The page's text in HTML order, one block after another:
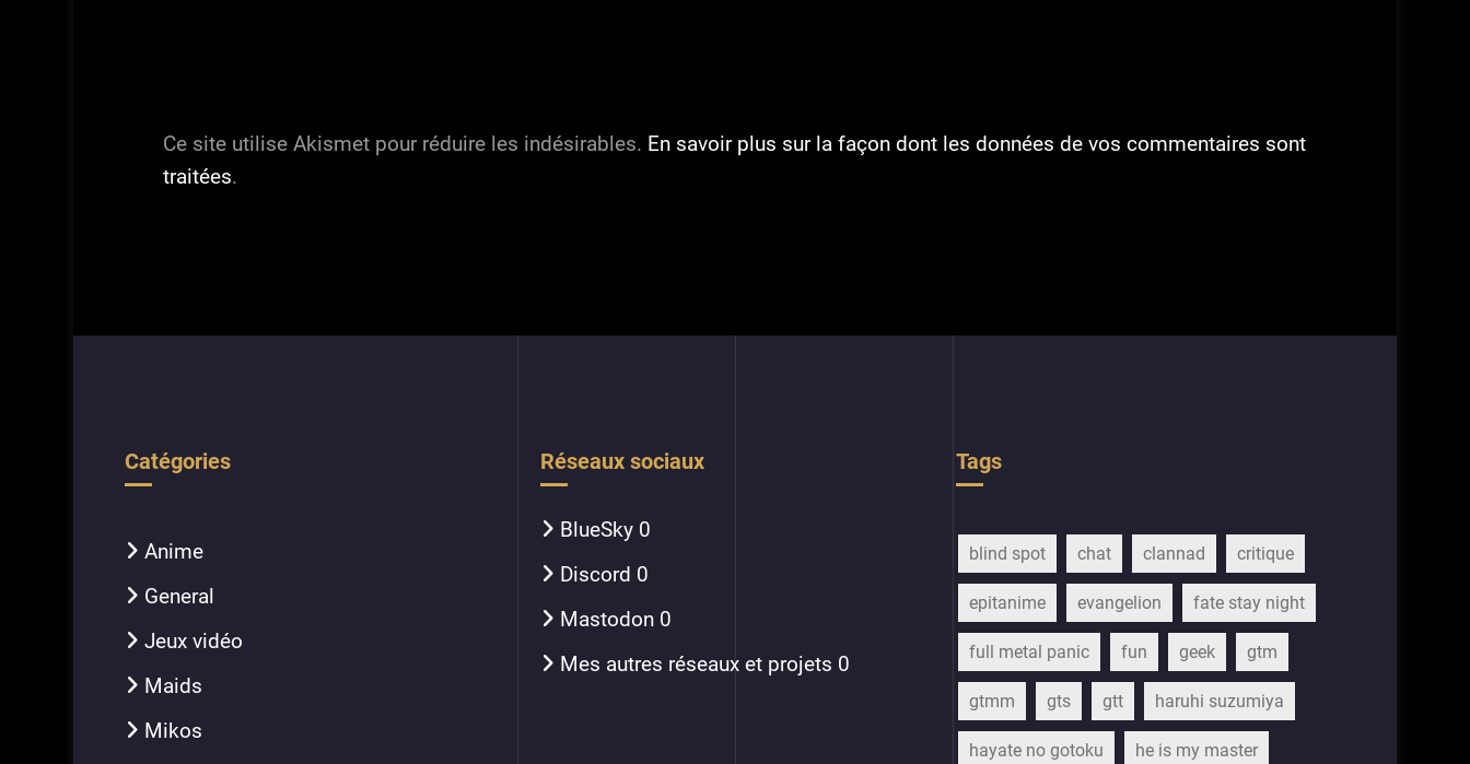
Ce site utilise Akismet pour réduire les indésirables. En savoir plus sur la façon dont les données de vos commentaires sont
traitées.
Catégories
Anime
General
Jeux vidéo
Maids
Mikos
Réseaux sociaux
BlueSky 0
Discord 0
Mastodon 0
Mes autres réseaux et projets 0
Tags
blind spot chat clannad critique
epitanime evangelion fate stay night
full metal panic fun geek gtm
gtmm gts gtt haruhi suzumiya
hayate no gotoku he is my master